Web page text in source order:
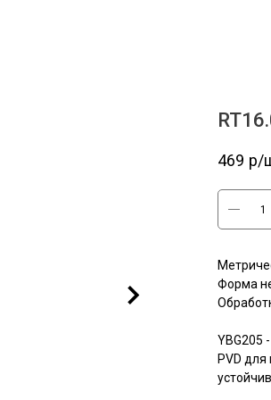
469 р/
Форма
YBG205
PVD